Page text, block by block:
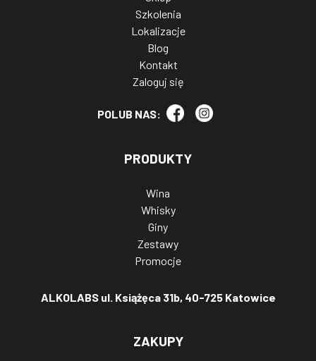
Szkolenia
Lokalizacje
Blog
Kontakt
Zaloguj się
POLUB NAS:
PRODUKTY
Wina
Whisky
Giny
Zestawy
Promocje
ALKOLABS ul. Książęca 31b, 40-725 Katowice
ZAKUPY